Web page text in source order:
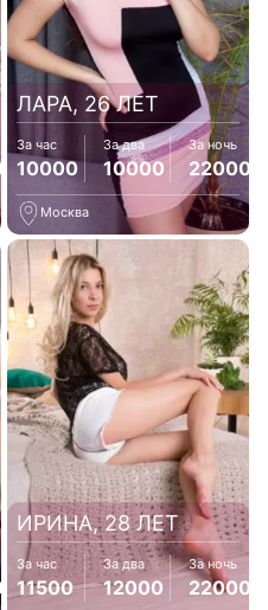
ЛАРА, 26 ЛЕТ
За час
10000
За два
10000
За ночь
22000
Москва
ИРИНА, 28 ЛЕТ
За час
11500
За два
12000
За ночь
22000